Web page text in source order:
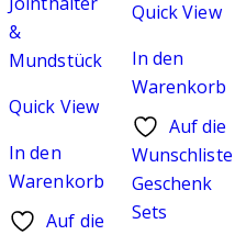
Quick View
In den
Warenkorb
Auf die
Quick View
In den
Warenkorb
Auf die
Wunschliste
Geschenk
Sets